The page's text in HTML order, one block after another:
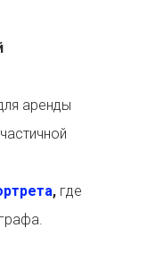
аренды
,где